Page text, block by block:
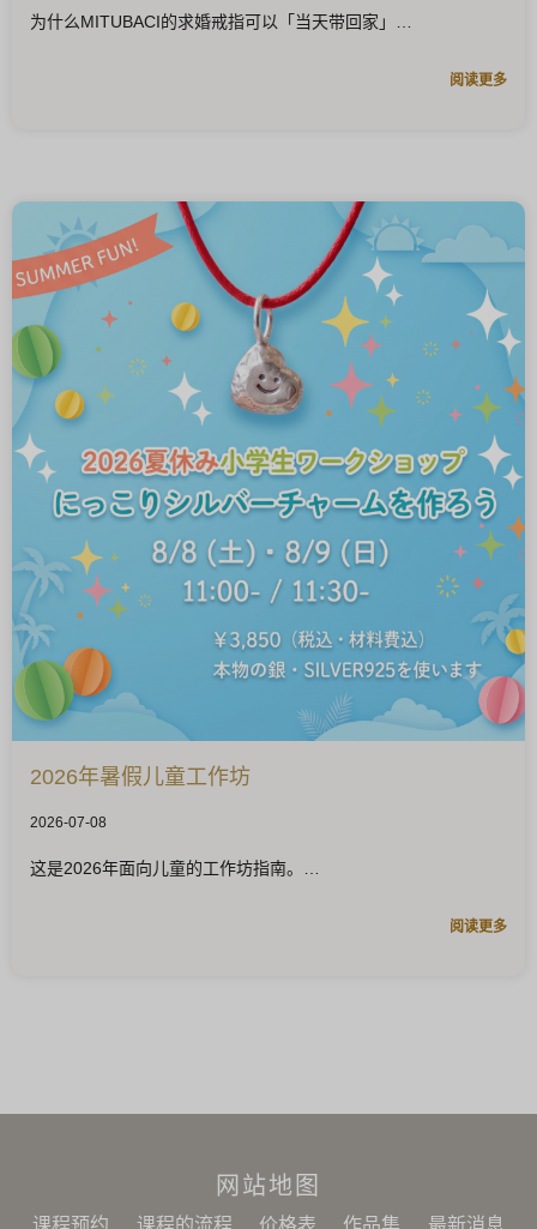
为什么MITUBACI的求婚戒指可以「当天带回家」
阅读更多
2026年暑假儿童工作坊
2026-07-08
这是2026年面向儿童的工作坊指南。
阅读更多
网站地图